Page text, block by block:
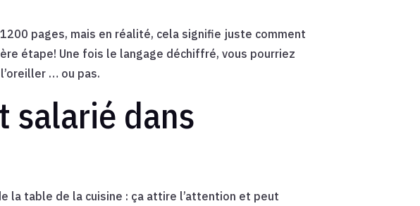
pages, mais en réalité, cela signifie juste comment
étape! Une fois le langage déchiffré, vous pourriez
… ou pas.
salarié dans
la table de la cuisine : ça attire l’attention et peut